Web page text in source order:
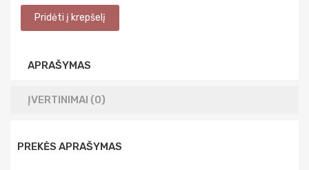
APRAŠYMAS
ĮVERTINIMAI (0)
PREKĖS APRAŠYMAS